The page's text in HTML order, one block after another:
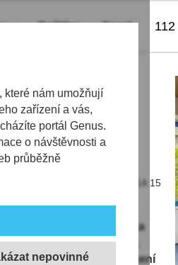
které nám umožňují
zařízení a vás,
portál Genus.
o návštěvnosti a
průběžně
Politika Sport 112
nepřihlásil,
20.09.2025 | 14:15
veřejné zakázky na
Libereckého kraje.
a schválili zadávací řízení